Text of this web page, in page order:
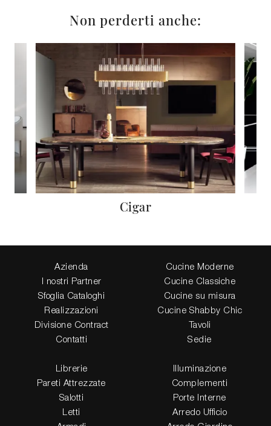
Non perderti anche:
Cigar
Azienda
I nostri Partner
Sfoglia Cataloghi
Realizzazioni
Divisione Contract
Contatti
Cucine Moderne
Cucine Classiche
Cucine su misura
Cucine Shabby Chic
Tavoli
Sedie
Librerie
Pareti Attrezzate
Salotti
Letti
Illuminazione
Complementi
Porte Interne
Arredo Ufficio